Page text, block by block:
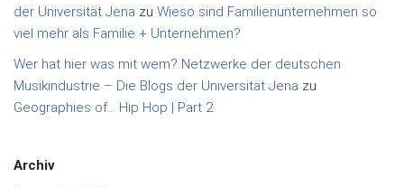
der Universität Jena zu Wieso sind Familienunternehmen so
viel mehr als Familie + Unternehmen?
Wer hat hier was mit wem? Netzwerke der deutschen
Musikindustrie – Die Blogs der Universität Jena zu
Geographies of… Hip Hop | Part 2
Archiv